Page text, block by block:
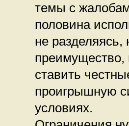
темы с
половина
не разделяясь,
преимущество,
ставить
проигрышную
условиях.